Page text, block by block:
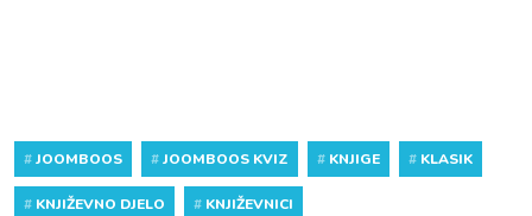
#JOOMBOOS #JOOMBOOS KVIZ # KNJIGE # KLASIK
# KNJIŽEVNO DJELO # KNJIŽEVNICI